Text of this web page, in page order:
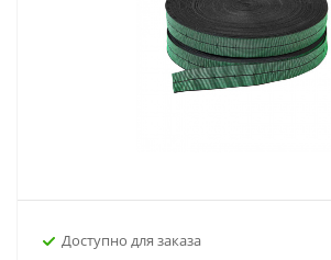
Доступно для заказа